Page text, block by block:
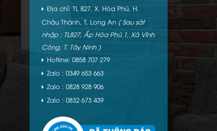
Địa chỉ: TL 827, X. Hòa Phú, H.
Châu Thành, T. Long An ( Sau sát
nhập : TL827, Ấp Hòa Phú 1, Xã Vĩnh
Công, T. Tây Ninh )
Hotline: 0858 707 279
Zalo : 0349 653 663
Zalo : 0828 928 906
Zalo : 0832 673 439